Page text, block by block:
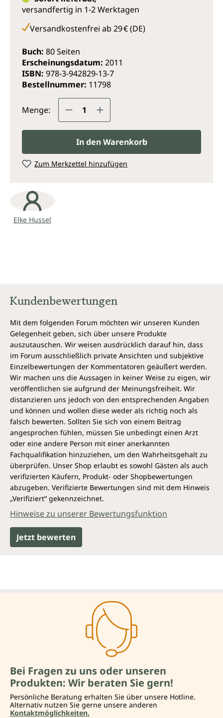
griechische Mythologie den Tod dreier Menschen,
zwei Liebende haben keine Wahl, als Verdis
Maskenball zu entfliehen, ein herzkranker Mann
Und ganz nebenbei liefert das Buch einen
spannenden Beitrag zum Krankheitsstand unseres
Gesundheitssystems.
versandfertig in 1-2 Werktagen
Versandkostenfrei ab 29 € (DE)
Buch: 80 Seiten
Erscheinungsdatum: 2011
ISBN: 978-3-942829-13-7
Bestellnummer: 11798
Menge: Produkt Anzahl: Gib den
In den Warenkorb
Zum Merkzettel hinzufügen
Elke Hussel
Kundenbewertungen
Mit dem folgenden Forum möchten wir unseren Kunden
Gelegenheit geben, sich über unsere Produkte
auszutauschen. Wir weisen ausdrücklich darauf hin, dass
im Forum ausschließlich private Ansichten und subjektive
Einzelbewertungen der Kommentatoren geäußert werden.
Wir machen uns die Aussagen in keiner Weise zu eigen, wir
veröffentlichen sie aufgrund der Meinungsfreiheit. Wir
distanzieren uns jedoch von den entsprechenden Angaben
und können und wollen diese weder als richtig noch als
falsch bewerten. Sollten Sie sich von einem Beitrag
angesprochen fühlen, müssen Sie unbedingt einen Arzt
oder eine andere Person mit einer anerkannten
Fachqualifikation hinzuziehen, um den Wahrheitsgehalt zu
überprüfen. Unser Shop erlaubt es sowohl Gästen als auch
verifizierten Käufern, Produkt- oder Shopbewertungen
abzugeben. Verifizierte Bewertungen sind mit dem Hinweis
„Verifiziert“ gekennzeichnet.
Hinweise zu unserer Bewertungsfunktion
Jetzt bewerten
Bei Fragen zu uns oder unseren
Produkten: Wir beraten Sie gern!
Persönliche Beratung erhalten Sie über unsere Hotline.
Alternativ nutzen Sie gerne unsere anderen
Kontaktmöglichkeiten.